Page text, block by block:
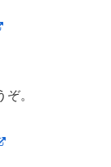
ぞ。